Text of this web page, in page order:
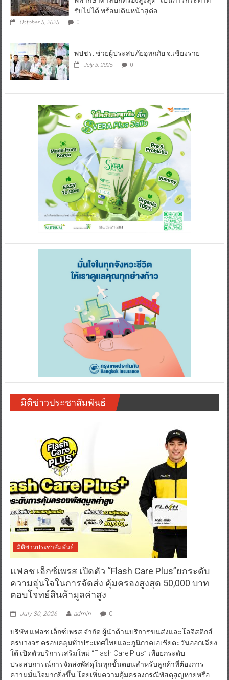
รับไม่ได้ พร้อมเดินหน้าสู่ต่อ
October 5, 2025 0
พปชร. ช่วยผู้ประสบภัยอุทกภัย จ.เชียงราย
July 3, 2025 0
มิติข่าวประชาสัมพันธ์
มิติข่าวประชาสัมพันธ์
แฟลช เอ็กซ์เพรส เปิดตัว “Flash Care Plus”ยกระดับ
ความอุ่นใจในการจัดส่ง คุ้มครองสูงสุด 50,000 บาท
ตอบโจทย์สินค้ามูลค่าสูง
July 30, 2026 admin 0
บริษัท แฟลช เอ็กซ์เพรส จำกัด ผู้นำด้านบริการขนส่งและโลจิสติกส์
ครบวงจร ครอบคลุมทั่วประเทศไทยและภูมิภาคเอเชียตะวันออกเฉียง
ใต้ เปิดตัวบริการเสริมใหม่ “Flash Care Plus” เพื่อยกระดับ
ประสบการณ์การจัดส่งพัสดุในทุกขั้นตอนสำหรับลูกค้าที่ต้องการ
ความมั่นใจมากยิ่งขึ้น โดยเพิ่มความคุ้มครองกรณีพัสดุสูญหายหรือ